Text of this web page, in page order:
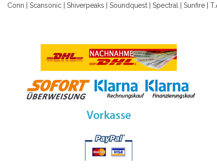
Conn
Scansonic Shiverpeaks Soundquest Spectral Sunfire